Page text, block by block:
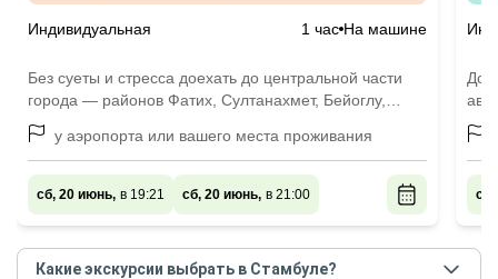
Индивидуальная 1 час На машине
Без суеты и стресса доехать до центральной части
города — районов Фатих, Султанахмет, Бейоглу,
Балат
у аэропорта или вашего места проживания
сб, 20 июнь, в 19:21 сб, 20 июнь, в 21:00 сб,
Какие экскурсии выбрать в Стамбуле?